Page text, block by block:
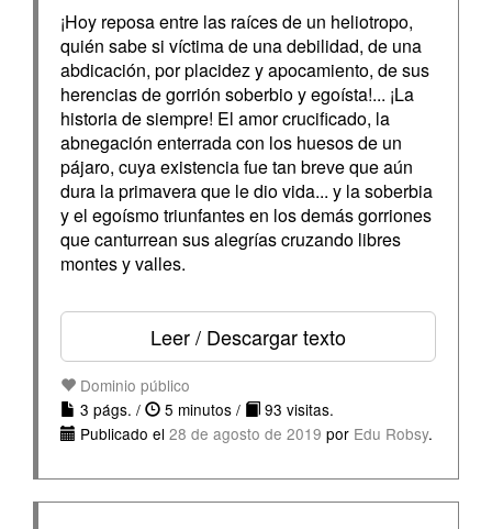
¡Hoy reposa entre las raíces de un heliotropo,
quién sabe si víctima de una debilidad, de una
abdicación, por placidez y apocamiento, de sus
herencias de gorrión soberbio y egoísta!... ¡La
historia de siempre! El amor crucificado, la
abnegación enterrada con los huesos de un
pájaro, cuya existencia fue tan breve que aún
dura la primavera que le dio vida... y la soberbia
y el egoísmo triunfantes en los demás gorriones
que canturrean sus alegrías cruzando libres
montes y valles.
Leer / Descargar texto
Dominio público
3 págs. /
5 minutos /
93 visitas.
Publicado el 28 de agosto de 2019 por Edu Robsy.